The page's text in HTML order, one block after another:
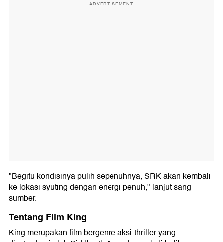
ADVERTISEMENT
"Begitu kondisinya pulih sepenuhnya, SRK akan kembali
ke lokasi syuting dengan energi penuh," lanjut sang
sumber.
Tentang Film King
King merupakan film bergenre aksi-thriller yang